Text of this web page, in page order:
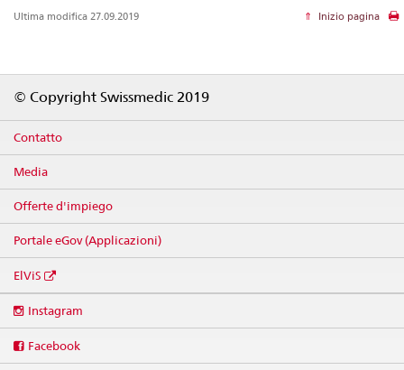
Ultima modifica 27.09.2019 Inizio pagina
© Copyright Swissmedic 2019
Contatto
Media
Offerte d'impiego
Portale eGov (Applicazioni)
ElViS
media
Instagram
Facebook